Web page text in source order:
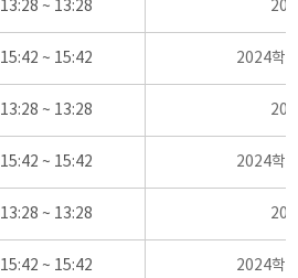
13:28 ~ 13:28
15:42 ~ 15:42 2024학
13:28 ~ 13:28
15:42 ~ 15:42 2024학
13:28 ~ 13:28
15:42 ~ 15:42 2024학